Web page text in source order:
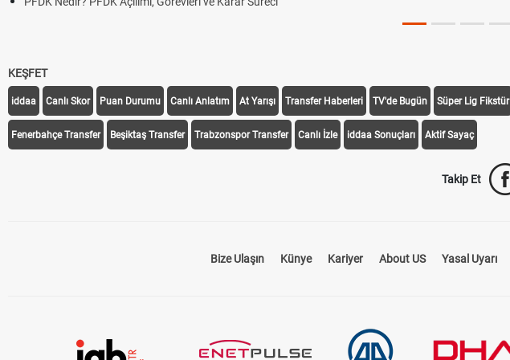
KEŞFET
iddaa Canlı Skor Puan Durumu Canlı Anlatım At Yarışı Transfer Haberleri TV'de Bugün Süper Lig Fikstür
Fenerbahçe Transfer Beşiktaş Transfer Trabzonspor Transfer Canlı İzle iddaa Sonuçları Aktif Sayaç
Takip Et
Bize Ulaşın Künye Kariyer About US Yasal Uyarı